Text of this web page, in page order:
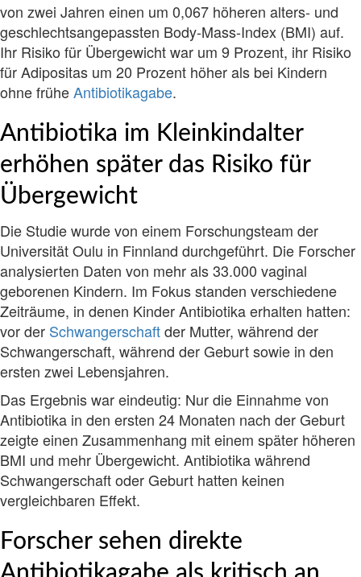
von zwei Jahren einen um 0,067 höheren alters- und
geschlechtsangepassten Body-Mass-Index (BMI) auf.
Ihr Risiko für Übergewicht war um 9 Prozent, ihr Risiko
für Adipositas um 20 Prozent höher als bei Kindern
ohne früheAntibiotikagabe.
Antibiotika im Kleinkindalter
erhöhen später das Risiko für
Übergewicht
Die Studie wurde von einem Forschungsteam der
Universität Oulu in Finnland durchgeführt. Die Forscher
analysierten Daten von mehr als 33.000 vaginal
geborenen Kindern. Im Fokus standen verschiedene
Zeiträume, in denen Kinder Antibiotika erhalten hatten:
vor der Schwangerschaftder Mutter, während der
Schwangerschaft, während der Geburt sowie in den
ersten zwei Lebensjahren.
Das Ergebnis war eindeutig: Nur die Einnahme von
Antibiotika in den ersten 24 Monaten nach der Geburt
zeigte einen Zusammenhang mit einem später höheren
BMI und mehr Übergewicht. Antibiotika während
Schwangerschaft oder Geburt hatten keinen
vergleichbaren Effekt.
Forscher sehen direkte